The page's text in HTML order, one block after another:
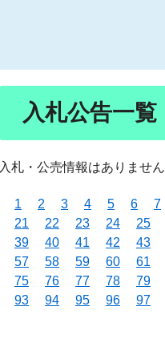
入札公告一覧
入札・公売情報はありません
1 2 3 4 5 6 7
21
22 23 24 25
39
40 41 42 43
57
58 59 60 61
75
76 77 78 79
93
94 95 96 97